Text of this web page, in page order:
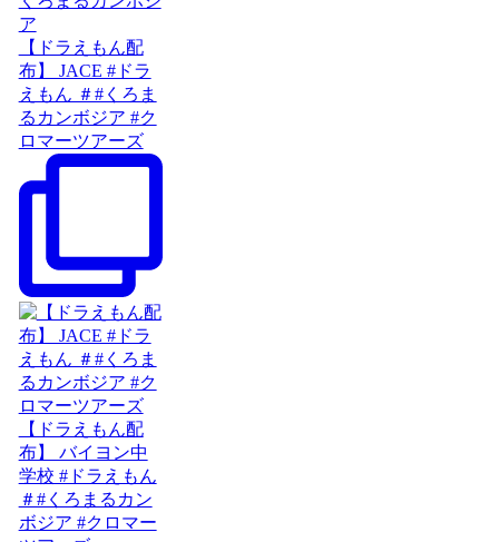
【ドラえもん配
布】 JACE #ドラ
えもん ＃#くろま
るカンボジア #ク
ロマーツアーズ
【ドラえもん配
布】 バイヨン中
学校 #ドラえもん
＃#くろまるカン
ボジア #クロマー